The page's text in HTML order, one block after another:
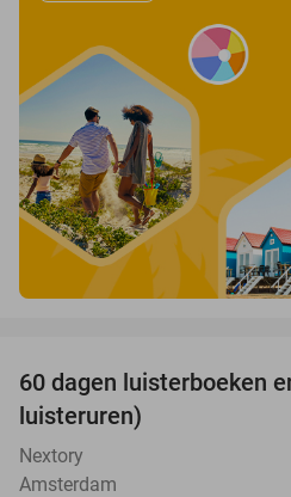
60 dagen luisterboeken
luisteruren)
Nextory
Amsterdam